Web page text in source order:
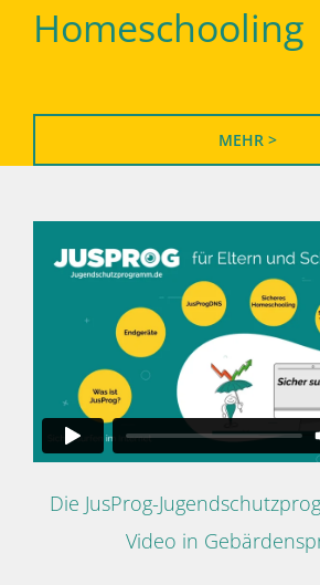
Homeschooling
MEHR >
Die JusProg-
Video in